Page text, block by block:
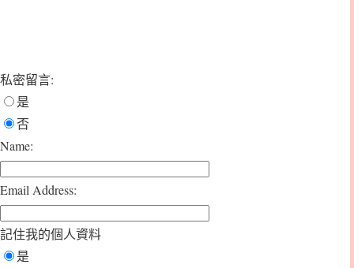
私密留言:
是
否
Name:
Email Address:
記住我的個人資料
是